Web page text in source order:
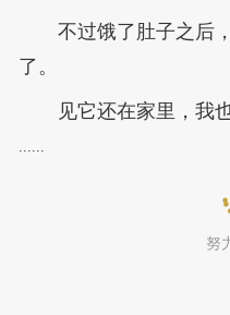
不过饿了肚子之后
了。
见它还在家里，我
......
努